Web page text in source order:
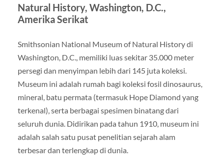
Natural History, Washington, D.C.,
Amerika Serikat
Smithsonian National Museum of Natural History di
Washington, D.C., memiliki luas sekitar 35.000 meter
persegi dan menyimpan lebih dari 145 juta koleksi.
Museum ini adalah rumah bagi koleksi fosil dinosaurus,
mineral, batu permata (termasuk Hope Diamond yang
terkenal), serta berbagai spesimen binatang dari
seluruh dunia. Didirikan pada tahun 1910, museum ini
adalah salah satu pusat penelitian sejarah alam
terbesar dan terlengkap di dunia.